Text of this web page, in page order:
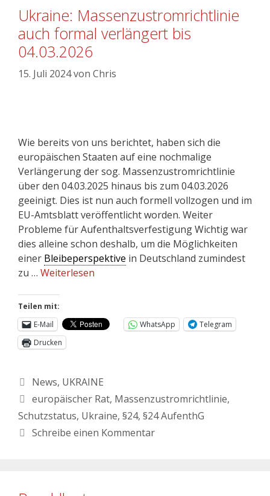
Ukraine: Massenzustromrichtlinie
auch formal verlängert bis
04.03.2026
15. Juli 2024von Chris
Wie bereits von uns berichtet, haben sich die
europäischen Staaten auf eine nochmalige
Verlängerung der sog. Massenzustromrichtlinie
über den 04.03.2025 hinaus bis zum 04.03.2026
geeinigt. Dies ist nun auch formell vollzogen und im
EU-Amtsblatt veröffentlicht worden. Weiter
Probleme für Aufenthaltsverfestigung Wichtig war
dies alleine schon deshalb, um die Möglichkeiten
einer Bleibeperspektive in Deutschland zumindest
zu … Weiterlesen
Teilen mit:
E-Mail
WhatsApp
Telegram
Drucken
News, UKRAINE
europäischer Rat, Massenzustromrichtlinie,
Schutzstatus, Ukraine, §24, §24 AufenthG
Schreibe einen Kommentar